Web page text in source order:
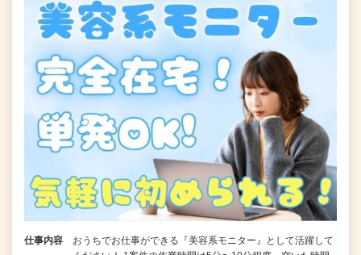
仕事内容
おうちでお仕事ができる『美容系モニター』として活躍して